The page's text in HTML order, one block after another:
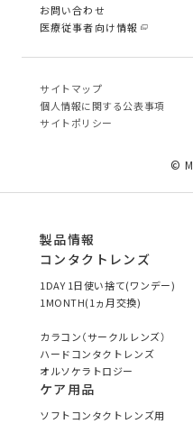
お問い合わせ
医療従事者向け情報
サイトマップ
個⼈情報に関する公表事項
サイトポリシー
©
製品情報
コンタクトレンズ
1DAY 1日使い捨て(ワンデー)
1MONTH(1ヵ月交換)
カラコン（サークルレンズ）
ハードコンタクトレンズ
オルソケラトロジー
ケア用品
ソフトコンタクトレンズ用